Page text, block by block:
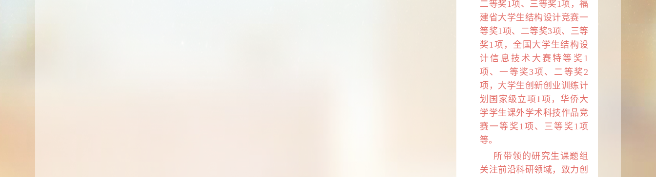
二等奖1项、三等奖1项，福
建省大学生结构设计竞赛一
等奖1项、二等奖3项、三等
奖1项，全国大学生结构设
计信息技术大赛特等奖 1
项、一等奖 3项、二等奖2
项，大学生创新创业训练计
划国家级立项 1项，华侨大
学学生课外学术科技作品竞
赛一等奖 1项、三等奖 1项
等。
所带领的研究生课题组
关注前沿科研领域，致力创